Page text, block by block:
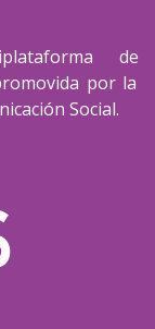
de
por la
Social.